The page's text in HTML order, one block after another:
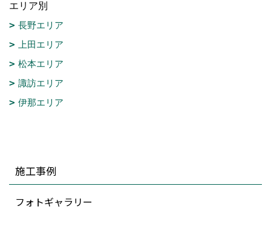
エリア別
長野エリア
上田エリア
松本エリア
諏訪エリア
伊那エリア
施工事例
フォトギャラリー